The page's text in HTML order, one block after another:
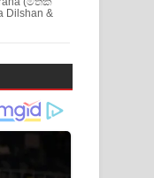
Dilshan &